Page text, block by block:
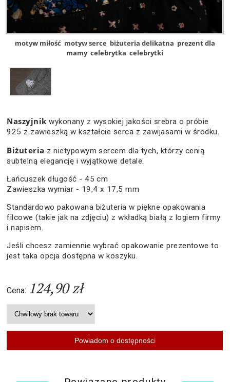
motyw miłość motyw serce biżuteria delikatna prezent dla
mamy celebrytka celebrytki
Naszyjnikwykonany z wysokiej jakości srebra o próbie
925 z zawieszką w kształcie serca z zawijasami w środku.
Biżuteria z nietypowym sercem dla tych, którzy cenią
subtelną elegancję i wyjątkowe detale.
Łańcuszek długość - 45 cm
Zawieszka wymiar - 19,4 x 17,5 mm
Standardowo pakowana biżuteria w piękne opakowania
filcowe (takie jak na zdjęciu) z wkładką białą z logiem firmy
i napisem.
Jeśli chcesz zamiennie wybrać opakowanie prezentowe to
jest taka opcja dostępna w koszyku.
Cena: 124,90 zł